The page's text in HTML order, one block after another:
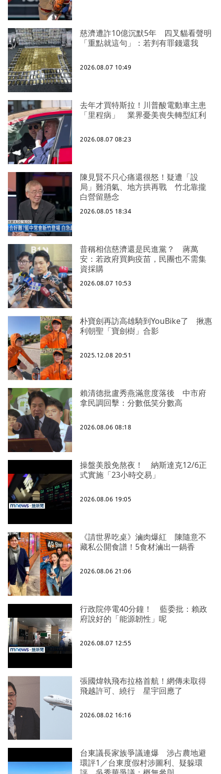
慈濟遭詐10億沉默5年 四叉貓看聲明
「重點就這句」：若判有罪錢還我
2026.08.07 10:49
去年才買特斯拉！川普酸電動車主患
「里程病」 業界憂美喪失轉型紅利
2026.08.07 08:23
陳見賢不只心痛還很怒！疑遭「設
局」難消氣、地方拱再戰 竹北靠攏
白營留懸念
2026.08.05 18:34
昔稱相信慈濟還是民進黨？ 蔣萬
安：若政府買夠疫苗，民團也不需集
資採購
2026.08.07 10:53
朴寶劍再訪高雄騎到YouBike了 揪惠
利朝聖「寶劍樹」合影
2025.12.08 20:51
賴清德批盧秀燕滿意度落後 中市府
拿民調回擊：分數低笑分數高
2026.08.06 08:18
操盤美股免熬夜！ 納斯達克12/6正
式實施「23小時交易」
2026.08.06 19:05
《請世界吃桌》滷肉爆紅 陳隨意不
藏私公開食譜！5食材滷出一鍋香
2026.08.06 21:06
行政院停電40分鐘！ 藍委批：賴政
府說好的「能源韌性」呢
2026.08.07 12:55
張國煒執飛布拉格首航！網傳未取得
飛越許可、繞行 星宇回應了
2026.08.02 16:16
台東議長家族爭議連爆 涉占農地避
環評1／台東度假村涉圖利、疑躲環